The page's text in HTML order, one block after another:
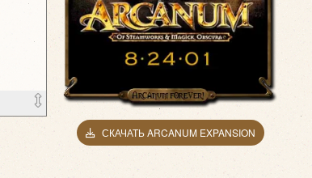
СКАЧАТЬ ARCANUM EXPANSION